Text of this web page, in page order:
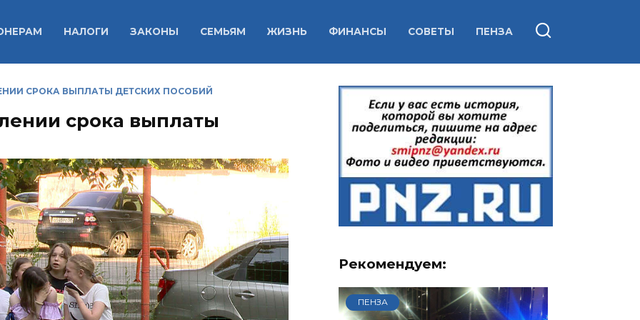
НАЛОГИ ЗАКОНЫ СЕМЬЯМ ЖИЗНЬ ФИНАНСЫ СОВЕТЫ ПЕНЗА
СРОКА ВЫПЛАТЫ ДЕТСКИХ ПОСОБИЙ
срока выплаты
Рекомендуем:
ПЕНЗА